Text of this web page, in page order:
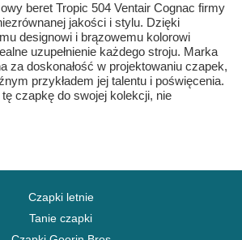
beret Tropic 504 Ventair Cognac firmy
jakości i stylu. Dzięki
designowi i brązowemu kolorowi
uzupełnienie każdego stroju. Marka
za doskonałość w projektowaniu czapek,
przykładem jej talentu i poświęcenia.
czapkę do swojej kolekcji, nie
Czapki letnie
Tanie czapki